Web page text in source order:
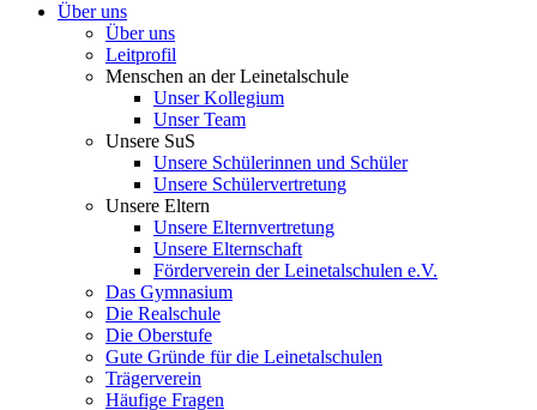
Über uns
Über uns
Leitprofil
Menschen an der Leinetalschule
Unser Kollegium
Unser Team
Unsere SuS
Unsere Schülerinnen und Schüler
Unsere Schülervertretung
Unsere Eltern
Unsere Elternvertretung
Unsere Elternschaft
Förderverein der Leinetalschulen e.V.
Das Gymnasium
Die Realschule
Die Oberstufe
Gute Gründe für die Leinetalschulen
Trägerverein
Häufige Fragen